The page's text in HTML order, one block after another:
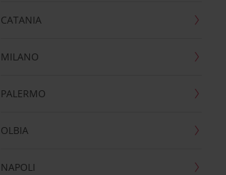
CATANIA
MILANO
PALERMO
OLBIA
NAPOLI